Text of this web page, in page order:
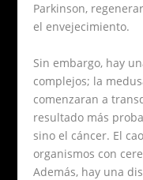
Parkinson,
el envejecimiento.
Sin embargo, hay
complejos; la
comenzaran a
resultado más
sino el cáncer. El
organismos con
Además, hay una